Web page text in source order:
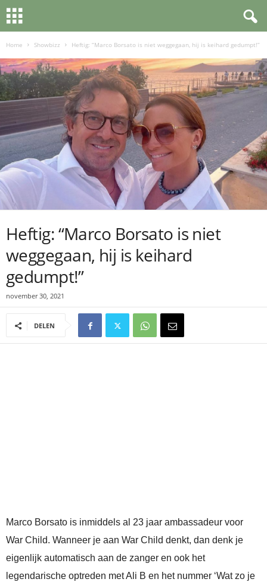
Home Showbizz Heftig: “Marco Borsato is niet weggegaan, hij is keihard gedumpt!”
Heftig: “Marco Borsato is niet
weggegaan, hij is keihard
gedumpt!”
november 30, 2021
DELEN
Marco Borsato is inmiddels al 23 jaar ambassadeur voor
War Child. Wanneer je aan War Child denkt, dan denk je
eigenlijk automatisch aan de zanger en ook het
legendarische optreden met Ali B en het nummer ‘Wat zo je